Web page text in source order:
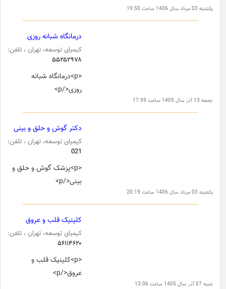
یکشنبه 03 مرداد سال 1406 ساعت 19:50
جمعه 13 آذر سال 1405 ساعت 17:59
درمانگاه شبانه روزی
کیمیای توسعه، تهران ، تلفن:
۵۵۲۵۲۹۷۸
<p>درمانگاه شبانه
روزی</p>
یکشنبه 03 مرداد سال 1406 ساعت 20:19
دکتر گوش و حلق و بینی
کیمیای توسعه، تهران ، تلفن:
021
<p>پزشک گوش و حلق و
بینی</p>
شنبه 07 آذر سال 1405 ساعت 13:06
کلینیک قلب و عروق
کیمیای توسعه، تهران ، تلفن:
۵۶۱۱۴۶۲۰
<p>کلینیک قلب و
عروق</p>